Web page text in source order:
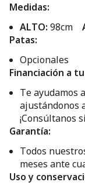
Medidas:
ALTO: 98cm
Patas:
Opcionales
Financiación a
Te ayudamos
ajustándonos
¡Consúltanos
Garantía:
Todos
meses ante
Uso y